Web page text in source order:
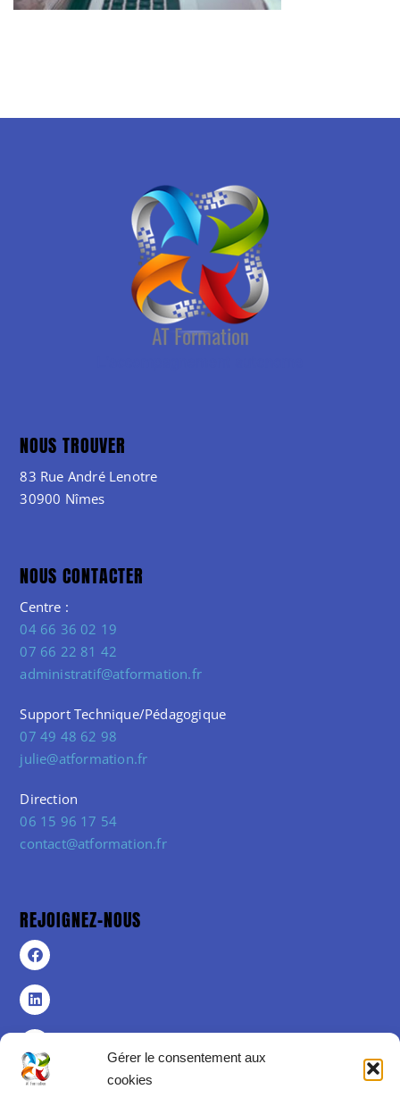
Gérer le consentement aux
cookies
NOUS TROUVER
83 Rue André Lenotre
30900 Nîmes
NOUS CONTACTER
Centre :
04 66 36 02 19
07 66 22 81 42
administratif@atformation.fr
Support Technique/Pédagogique
07 49 48 62 98
julie@atformation.fr
Direction
06 15 96 17 54
contact@atformation.fr
REJOIGNEZ-NOUS